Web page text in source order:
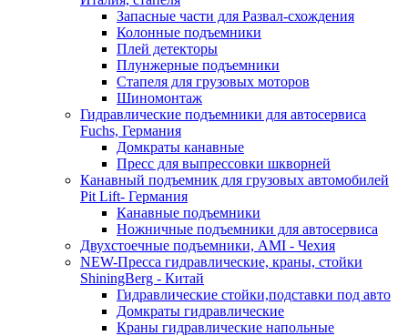
Запасные части для Развал-схождения
Колонные подъемники
Плей детекторы
Плунжерные подъемники
Стапеля для грузовых моторов
Шиномонтаж
Гидравлические подъемники для автосервиса
Fuchs, Германия
Домкраты канавные
Пресс для выпрессовки шкворней
Канавный подъемник для грузовых автомобилей
Pit Lift- Германия
Канавные подъемники
Ножничные подъемники для автосервиса
Двухстоечные подъемники, АМІ - Чехия
NEW-Пресса гидравлические, краны, стойки
ShiningBerg - Китай
Гидравлические стойки,подставки под авто
Домкраты гидравлические
Краны гидравлические напольные